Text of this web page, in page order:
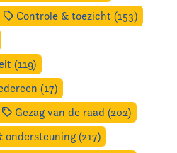
Controle & toezicht (153)
(119)
(17)
Gezag van de raad (202)
ondersteuning (217)